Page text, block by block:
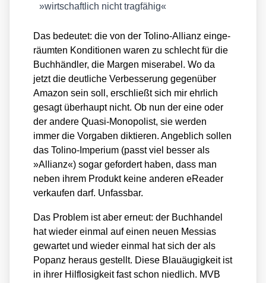
»wirt­schaft­lich nicht trag­fä­hig«
Das bedeu­tet: die von der Toli­no-Alli­anz ein­ge­
räum­ten Kon­di­tio­nen waren zu schlecht für die
Buch­händ­ler, die Mar­gen mise­ra­bel. Wo da
jetzt die deut­li­che Ver­bes­se­rung gegen­über
Ama­zon sein soll, erschließt sich mir ehr­lich
gesagt über­haupt nicht. Ob nun der eine oder
der ande­re Qua­si-Mono­po­list, sie wer­den
immer die Vor­ga­ben dik­tie­ren. Angeb­lich sol­len
das Toli­no-Impe­ri­um (passt viel bes­ser als
»Alli­anz«) sogar gefor­dert haben, dass man
neben ihrem Pro­dukt kei­ne ande­ren eRea­der
ver­kau­fen darf. Unfass­bar.
Das Pro­blem ist aber erneut: der Buch­han­del
hat wie­der ein­mal auf einen neu­en Mes­si­as
gewar­tet und wie­der ein­mal hat sich der als
Popanz her­aus gestellt. Die­se Blau­äu­gig­keit ist
in ihrer Hilf­lo­sig­keit fast schon nied­lich. MVB